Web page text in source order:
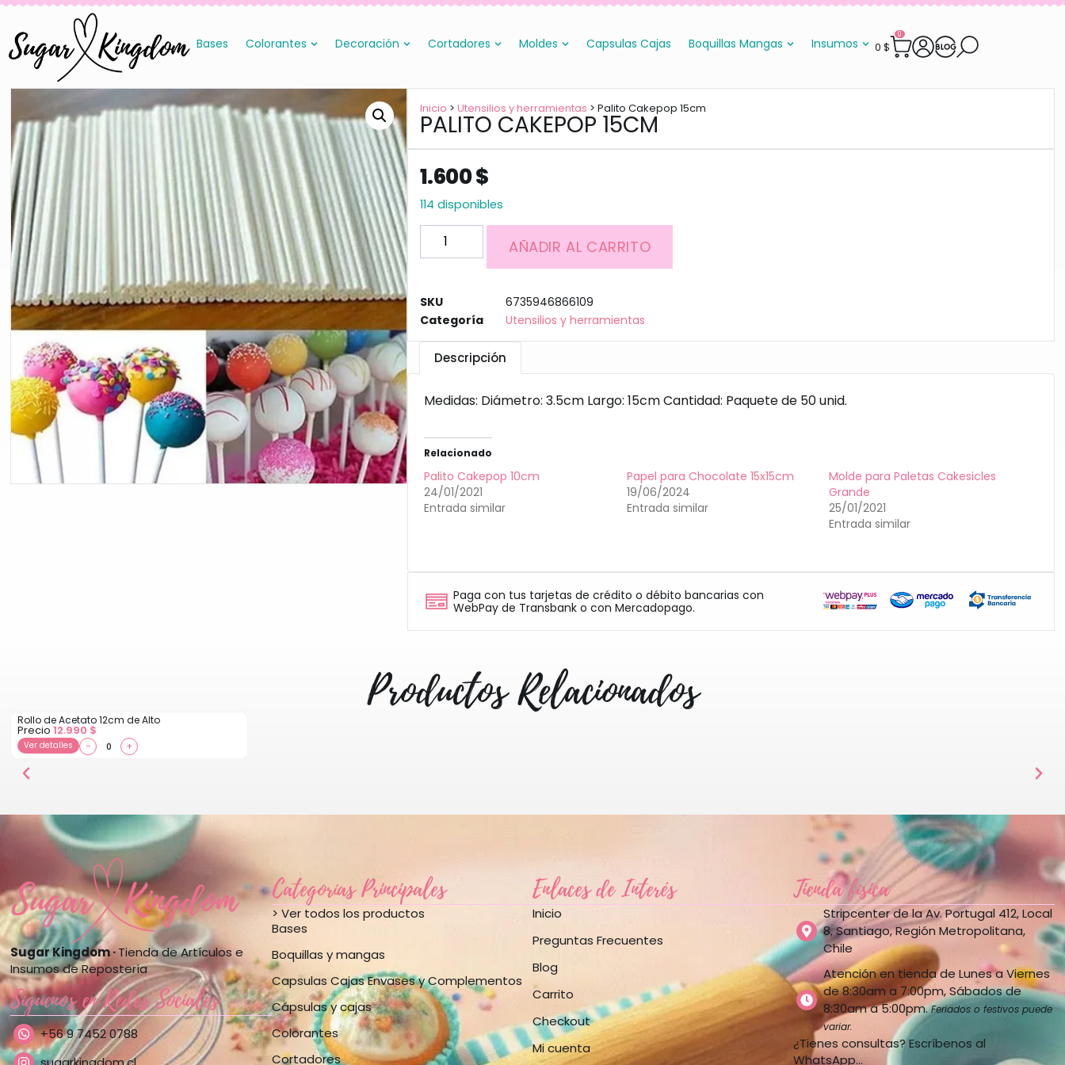
Bases Colorantes Decoración Cortadores Moldes Capsulas Cajas Boquillas Mangas Insumos 0 $
0
Inicio > Utensilios y herramientas > Palito Cakepop 15cm
PALITO CAKEPOP 15CM
1.600$
114 disponibles
AÑADIR AL CARRITO
SKU
6735946866109
Categoría
Utensilios y herramientas
Descripción
Medidas: Diámetro: 3.5cm Largo: 15cm Cantidad: Paquete de 50 unid.
Relacionado
Palito Cakepop 10cm
24/01/2021
Entrada similar
Papel para Chocolate 15x15cm
19/06/2024
Entrada similar
Molde para Paletas Cakesicles
Grande
25/01/2021
Entrada similar
Paga con tus tarjetas de crédito o débito bancarias con
WebPay de Transbank o con Mercadopago.
Productos Relacionados
Rollo de Acetato 12cm de Alto
Precio12.990 $
Ver detalles − +
Sugar Kingdom ·Tienda de Artículos e
Insumos de Repostería
Síguenos en Redes Sociales
+56 9 7452 0788
Categorías Principales
> Ver todos los productos
Bases
Boquillas y mangas
Capsulas Cajas Envases y Complementos
Cápsulas y cajas
Colorantes
Cortadores
Enlaces de Interés
Inicio
Preguntas Frecuentes
Blog
Carrito
Checkout
Mi cuenta
Tienda física
Stripcenter de la Av. Portugal 412, Local
8, Santiago, Región Metropolitana,
Chile
Atención en tienda de Lunes a Viernes
de 8:30am a 7:00pm, Sábados de
8:30am a 5:00pm.Feriados o festivos puede
variar.
¿Tienes consultas? Escríbenos al
WhatsApp…